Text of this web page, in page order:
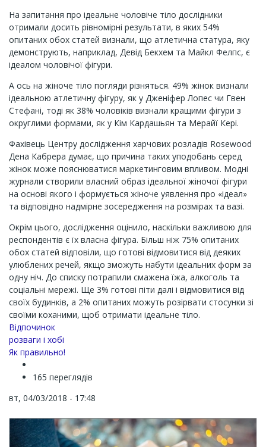
На запитання про ідеальне чоловіче тіло дослідники
отримали досить рівномірні результати, в яких 54%
опитаних обох статей визнали, що атлетична статура, яку
демонструють, наприклад, Девід Бекхем та Майкл Фелпс, є
ідеалом чоловічої фігури.
А ось на жіноче тіло погляди різняться. 49% жінок визнали
ідеальною атлетичну фігуру, як у Дженіфер Лопес чи Гвен
Стефані, тоді як 38% чоловіків визнали кращими фігури з
округлими формами, як у Кім Кардашьян та Мерайї Кері.
Фахівець Центру дослідження харчових розладів Rosewood
Дена Кабрера думає, що причина таких уподобань серед
жінок може пояснюватися маркетинговим впливом. Модні
журнали створили власний образ ідеальної жіночої фігури
на основі якого і формується жіноче уявлення про «ідеал»
та відповідно надмірне зосередження на розмірах та вазі.
Окрім цього, дослідження оцінило, наскільки важливою для
респондентів є їх власна фігура. Більш ніж 75% опитаних
обох статей відповіли, що готові відмовитися від деяких
улюблених речей, якщо зможуть набути ідеальних форм за
одну ніч. До списку потрапили смажена їжа, алкоголь та
соціальні мережі. Ще 3% готові піти далі і відмовитися від
своїх будинків, а 2% опитаних можуть розірвати стосунки зі
своїми коханими, щоб отримати ідеальне тіло.
Channel
Відпочинок
розваги і хобі
Як правильно!
165 переглядів
вт, 04/03/2018 - 17:48